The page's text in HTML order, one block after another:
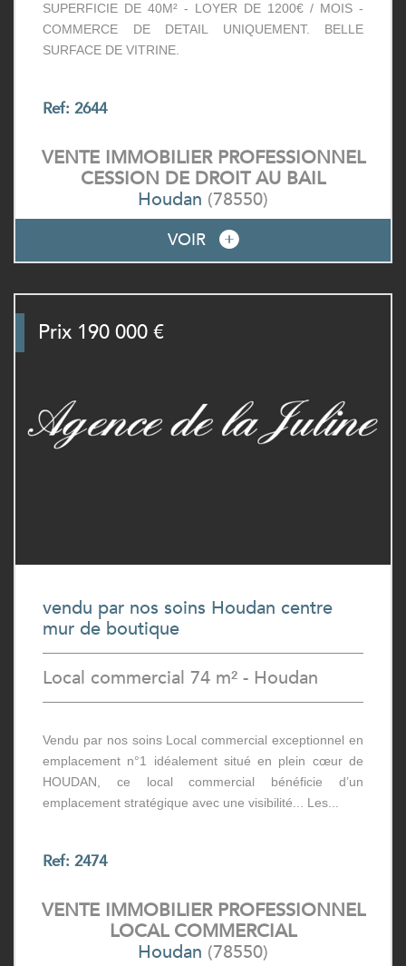
SUPERFICIE DE 40M² - LOYER DE 1200€ / MOIS -
COMMERCE DE DETAIL UNIQUEMENT. BELLE
SURFACE DE VITRINE.
Ref: 2644
VENTE IMMOBILIER PROFESSIONNEL
CESSION DE DROIT AU BAIL
Houdan (78550)
VOIR
Prix 190 000 €
vendu par nos soins Houdan centre
mur de boutique
Local commercial 74 m² - Houdan
Vendu par nos soins Local commercial exceptionnel en
emplacement n°1 idéalement situé en plein cœur de
HOUDAN, ce local commercial bénéficie d’un
emplacement stratégique avec une visibilité... Les...
Ref: 2474
VENTE IMMOBILIER PROFESSIONNEL
LOCAL COMMERCIAL
Houdan (78550)